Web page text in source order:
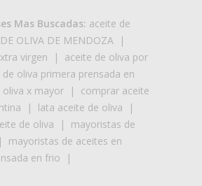
Mas Buscadas: aceite de
OLIVA DE MENDOZA |
virgen | aceite de oliva por
de oliva primera prensada en
oliva x mayor | comprar aceite
| lata aceite de oliva |
de oliva | mayoristas de
mayoristas de aceites en
en frio |